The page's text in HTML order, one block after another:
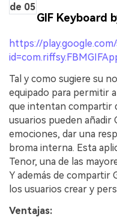
de 05
GIF Keyboard
https://
Tal y como sugiere su
equipado para permitir
que intentan compartir
usuarios pueden añadir
emociones, dar una
broma interna. Esta
Tenor, una de las
Y además de compartir
los usuarios crear y
Ventajas: